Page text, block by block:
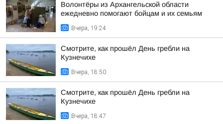
Волонтёры из Архангельской области
ежедневно помогают бойцам и их семьям
Вчера, 19:24
Смотрите, как прошёл День гребли на
Кузнечихе
Вчера, 18:50
Смотрите, как прошёл День гребли на
Кузнечихе
Вчера, 18:47